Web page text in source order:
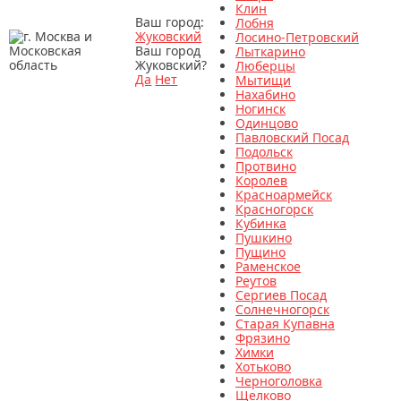
Ваш город:
Жуковский
Ваш город
Жуковский?
Да Нет
Клин
Лобня
Лосино-Петровский
Лыткарино
Люберцы
Мытищи
Нахабино
Ногинск
Одинцово
Павловский Посад
Подольск
Протвино
Королев
Красноармейск
Красногорск
Кубинка
Пушкино
Пущино
Раменское
Реутов
Сергиев Посад
Солнечногорск
Старая Купавна
Фрязино
Химки
Хотьково
Черноголовка
Щелково